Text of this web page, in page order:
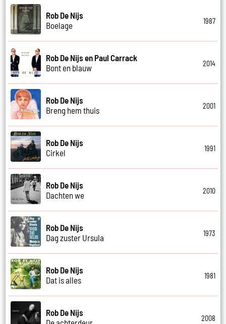
Rob De Nijs
Boelage
1987
Rob De Nijs en Paul Carrack
Bont en blauw
2014
Rob De Nijs
Breng hem thuis
2001
Rob De Nijs
Cirkel
1991
Rob De Nijs
Dachten we
2010
Rob De Nijs
Dag zuster Ursula
1973
Rob De Nijs
Dat is alles
1981
Rob De Nijs
2008